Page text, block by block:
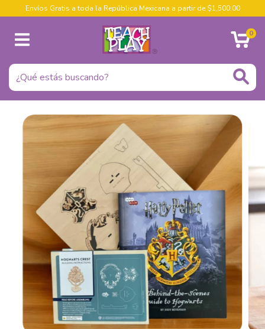
Envíos Gratis a toda la República Mexicana a partir de $1,500.00
0